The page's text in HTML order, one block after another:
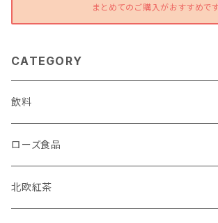
まとめてのご購入がおすすめで
CATEGORY
飲料
ローズ食品
北欧紅茶